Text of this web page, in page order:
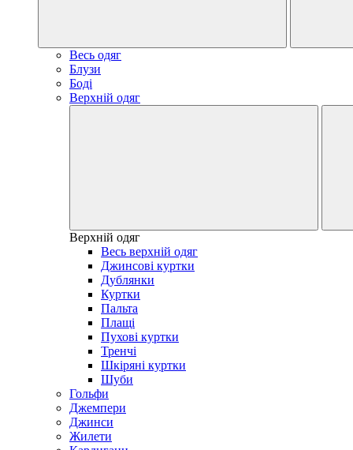
Весь одяг
Блузи
Боді
Верхній одяг
Верхній одяг
Весь верхній одяг
Джинсові куртки
Дублянки
Куртки
Пальта
Плащі
Пухові куртки
Тренчі
Шкіряні куртки
Шуби
Гольфи
Джемпери
Джинси
Жилети